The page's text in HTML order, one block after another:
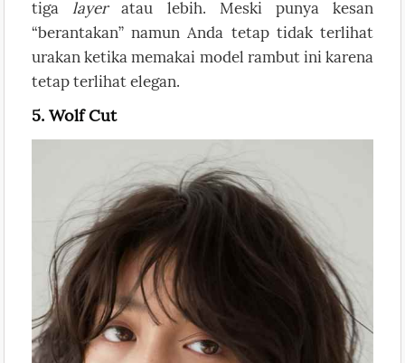
tigalayeratau lebih. Meski punya kesan
“berantakan” namun Anda tetap tidak terlihat
urakan ketika memakai model rambut ini karena
tetap terlihat elegan.
5. Wolf Cut